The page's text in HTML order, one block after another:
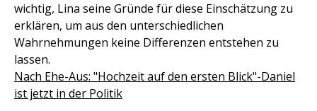
wichtig, Lina seine Gründe für diese Einschätzung zu
erklären, um aus den unterschiedlichen
Wahrnehmungen keine Differenzen entstehen zu
lassen.
Nach Ehe-Aus: "Hochzeit auf den ersten Blick"-Daniel
ist jetzt in der Politik